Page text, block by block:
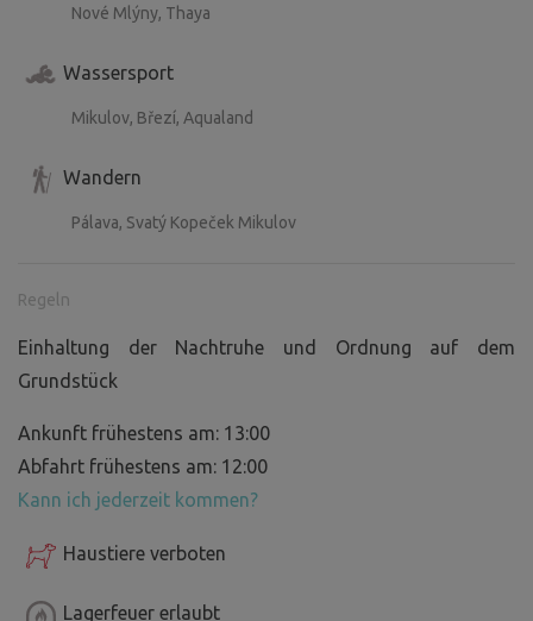
Nové Mlýny, Thaya
Wassersport
Mikulov, Březí, Aqualand
Wandern
Pálava, Svatý Kopeček Mikulov
Regeln
Einhaltung der Nachtruhe und Ordnung auf dem
Grundstück
Ankunft frühestens am: 13:00
Abfahrt frühestens am: 12:00
Kann ich jederzeit kommen?
Haustiere verboten
Lagerfeuer erlaubt